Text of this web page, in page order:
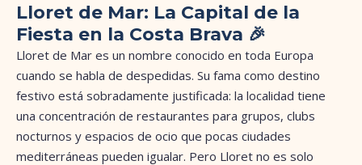
Lloret de Mar: La Capital de la
Fiesta en la Costa Brava 🎉
Lloret de Mar es un nombre conocido en toda Europa
cuando se habla de despedidas. Su fama como destino
festivo está sobradamente justificada: la localidad tiene
una concentración de restaurantes para grupos, clubs
nocturnos y espacios de ocio que pocas ciudades
mediterráneas pueden igualar. Pero Lloret no es solo